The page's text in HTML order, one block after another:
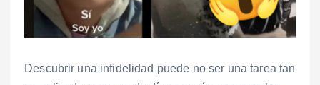
Descubrir una infidelidad puede no ser una tarea tan